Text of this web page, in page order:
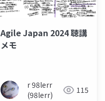
Agile Japan 2024 聴講
メモ
r 98lerr
(98lerr)
115